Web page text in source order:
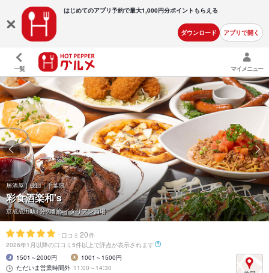
はじめてのアプリ予約で最大1,000円分ポイントもらえる
ダウンロード アプリで開く
一覧 マイメニュー
居酒屋 | 成田 | 千葉県
彩食酒楽和's
京成成田駅1分の創作イタリアン酒場
- 口コミ 20件
2026年1月以降の口コミ5件以上で評点が表示されます
1501～2000円
1001～1500円
ただいま営業時間外 11:00～14:30